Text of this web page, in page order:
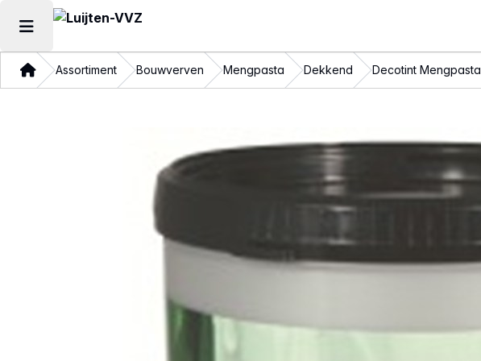
Hoofdmenu openen
ThuisAssortiment Bouwverven Mengpasta Dekkend Decotint Mengpasta